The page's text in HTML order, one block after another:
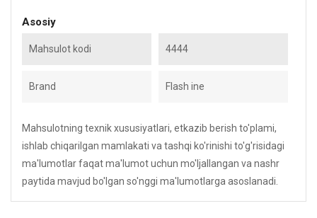
Asosiy
Mahsulot kodi 4444
Brand Flash ine
Mahsulotning texnik xususiyatlari, etkazib berish to'plami,
ishlab chiqarilgan mamlakati va tashqi ko'rinishi to'g'risidagi
ma'lumotlar faqat ma'lumot uchun mo'ljallangan va nashr
paytida mavjud bo'lgan so'nggi ma'lumotlarga asoslanadi.